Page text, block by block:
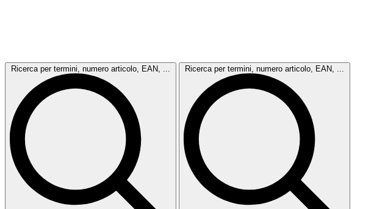
Ricerca per termini, numero articolo, EAN, ... Ricerca per termini, numero articolo, EAN, ...